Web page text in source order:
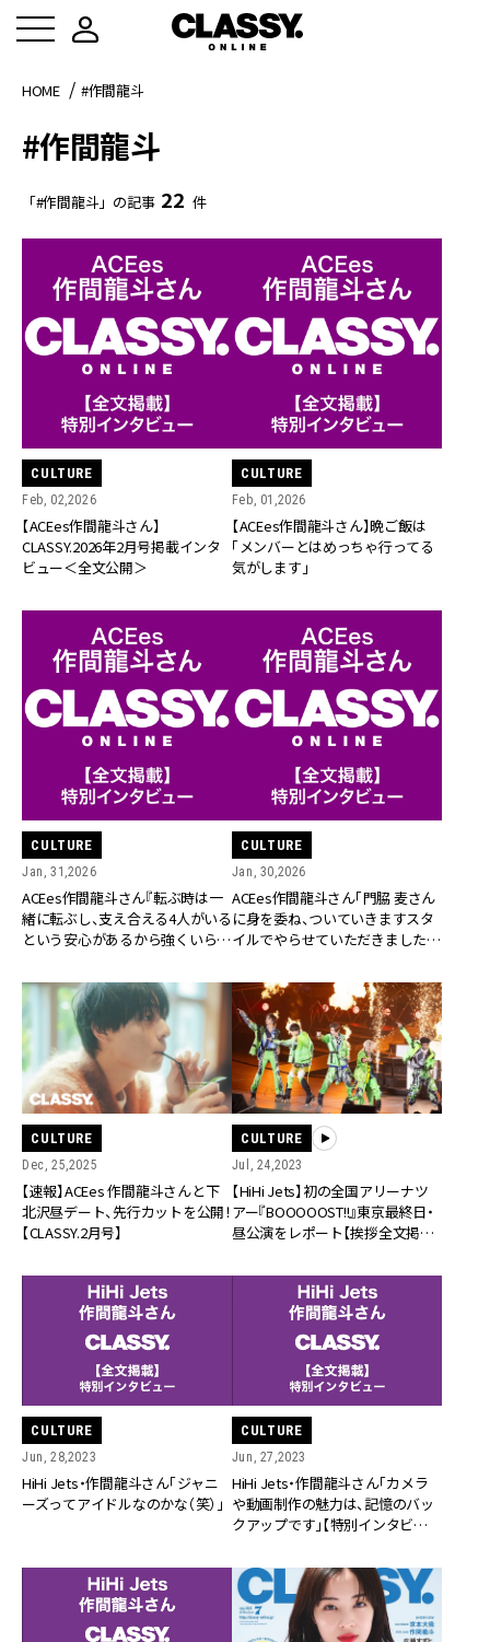
HOME #作間龍斗
#作間龍斗
「#作間龍斗」の記事 22 件
CULTURE
Feb, 02,2026
【ACEes作間龍斗さん】
CLASSY.2026年2月号掲載インタ
ビュー＜全文公開＞
CULTURE
Feb, 01,2026
【ACEes作間龍斗さん】晩ご飯は
「メンバーとはめっちゃ行ってる
気がします」
CULTURE
Jan, 31,2026
ACEes作間龍斗さん『転ぶ時は一
緒に転ぶし、支え合える4人がいる
という安心があるから強くいられ
CULTURE
Jan, 30,2026
ACEes作間龍斗さん「門脇 麦さん
に身を委ね、ついていきますスタ
イルでやらせていただきました
CULTURE
Dec, 25,2025
【速報】ACEes 作間龍斗さんと下
北沢昼デート、先行カットを公開！
【CLASSY.2月号】
CULTURE
Jul, 24,2023
【HiHi Jets】初の全国アリーナツ
アー『BOOOOOST!!』東京最終日・
昼公演をレポート【挨拶全文掲
CULTURE
Jun, 28,2023
HiHi Jets・作間龍斗さん「ジャニ
ーズってアイドルなのかな（笑）」
CULTURE
Jun, 27,2023
HiHi Jets・作間龍斗さん「カメラ
や動画制作の魅力は、記憶のバッ
クアップです」【特別インタビュー